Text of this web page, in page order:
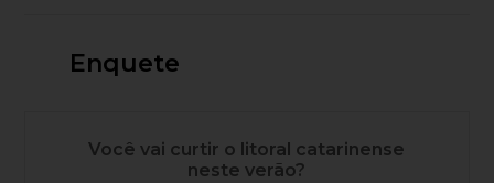
Enquete
Você vai curtir o litoral catarinense
neste verão?